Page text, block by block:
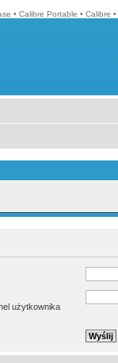
• Calibre Portable • Calibre •
użytkownika